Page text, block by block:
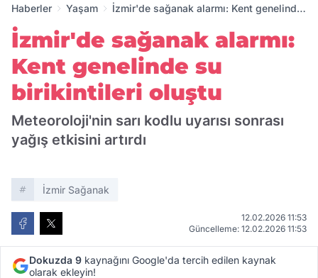
Haberler Yaşam
İzmir'de sağanak alarmı: Kent genelinde
İzmir'de sağanak alarmı:
Kent genelinde su
birikintileri oluştu
Meteoroloji'nin sarı kodlu uyarısı sonrası
yağış etkisini artırdı
İzmir Sağanak
12.02.2026 11:53
Güncelleme: 12.02.2026 11:53
Dokuzda 9 kaynağını Google'da tercih edilen kaynak
olarak ekleyin!